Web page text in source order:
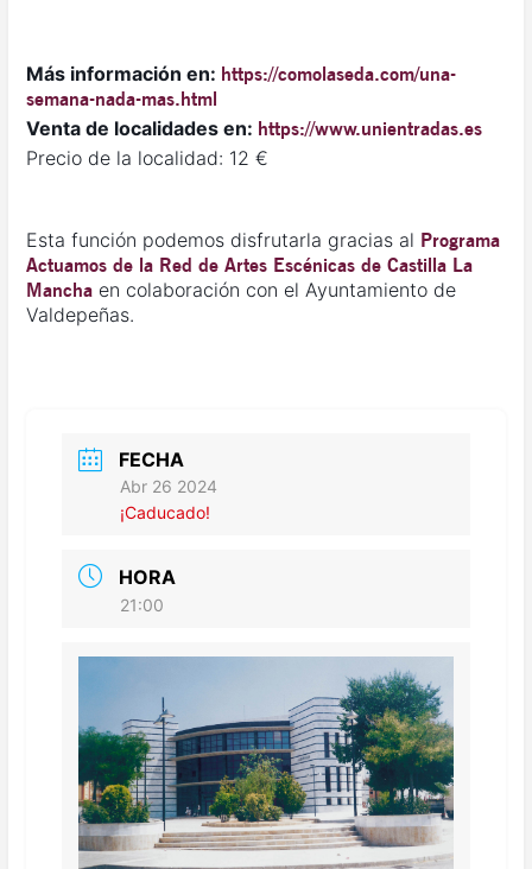
Más información en: https://comolaseda.com/una-
semana-nada-mas.html
Venta de localidades en: https://www.unientradas.es
Precio de la localidad: 12 €
Esta función podemos disfrutarla gracias al Programa
Actuamos de la Red de Artes Escénicas de Castilla La
Mancha en colaboración con el Ayuntamiento de
Valdepeñas.
FECHA
Abr 26 2024
¡Caducado!
HORA
21:00